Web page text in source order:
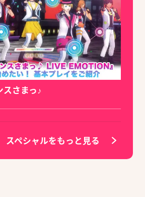
さまっ♪
スペシャルをもっと見る